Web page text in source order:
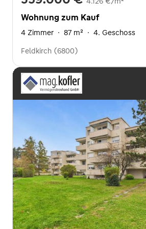
Wohnung zum Kauf
4 Zimmer · 87 m² · 4. Geschoss
Feldkirch (6800)